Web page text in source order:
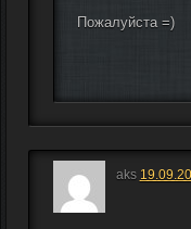
Пожалуйста =)
aks